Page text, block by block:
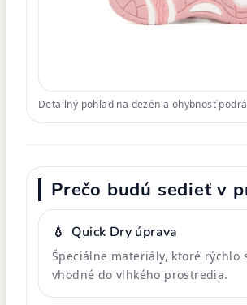
Detailný pohľad na dezén a ohybnosť
Prečo budú sedieť v
💧 Quick Dry úprava
Špeciálne materiály, ktoré rýchlo
vhodné do vlhkého prostredia.